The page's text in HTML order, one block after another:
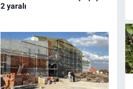
2 yaralı